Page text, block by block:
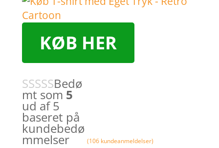
KØB HER
Bedø
mt som 5
ud af 5
baseret på
kundebedø
mmelser (106 kundeanmeldelser)